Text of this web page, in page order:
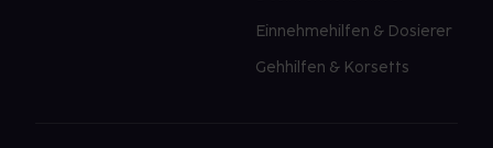
Einnehmehilfen & Dosierer
Gehhilfen & Korsetts